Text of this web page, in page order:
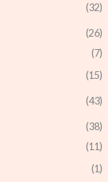
(32)
(26)
(7)
(15)
(43)
(38)
(11)
(1)